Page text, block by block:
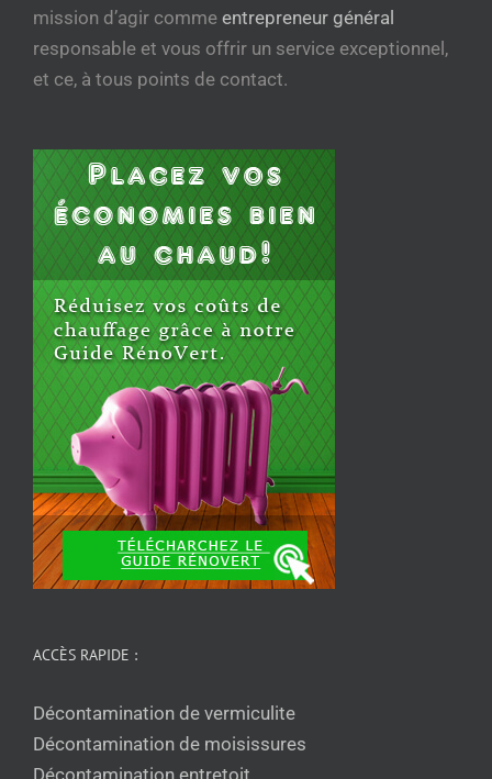
mission d’agir comme entrepreneur général
responsable et vous offrir un service exceptionnel,
et ce, à tous points de contact.
ACCÈS RAPIDE :
Décontamination de vermiculite
Décontamination de moisissures